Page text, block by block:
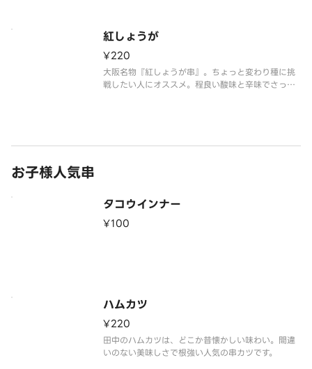
紅しょうが
¥220
大阪名物『紅しょうが串』。ちょっと変わり種に挑
戦したい人にオススメ。程良い酸味と辛味でさっぱ
お子様人気串
タコウインナー
¥100
ハムカツ
¥220
田中のハムカツは、どこか昔懐かしい味わい。間違
いのない美味しさで根強い人気の串カツです。